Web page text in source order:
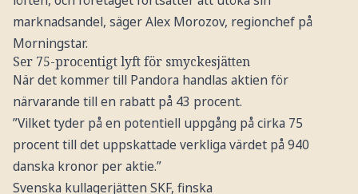
marknadsandel, säger Alex Morozov, regionchef på
Morningstar.
Ser 75-procentigt lyft för smyckesjätten
När det kommer till Pandora handlas aktien för
närvarande till en rabatt på 43 procent.
”Vilket tyder på en potentiell uppgång på cirka 75
procent till det uppskattade verkliga värdet på 940
danska kronor per aktie.”
Svenska kullagerjätten SKF, finska